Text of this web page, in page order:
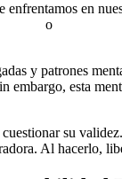
enfrentamos en
o
y patrones
esta
su
Al hacerlo,